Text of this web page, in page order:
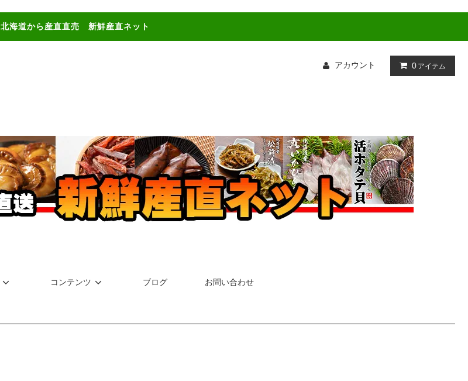
北海道から産直直売 新鮮産直ネット
アカウント 0 アイテム
コンテンツ ブログ お問い合わせ